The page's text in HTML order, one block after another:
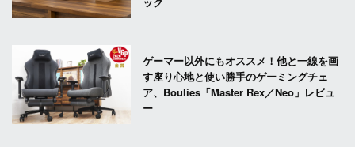
ゲーマー以外にもオススメ！他と一線を画
す座り心地と使い勝手のゲーミングチェ
ア、Boulies「Master Rex／Neo」レビュ
ー